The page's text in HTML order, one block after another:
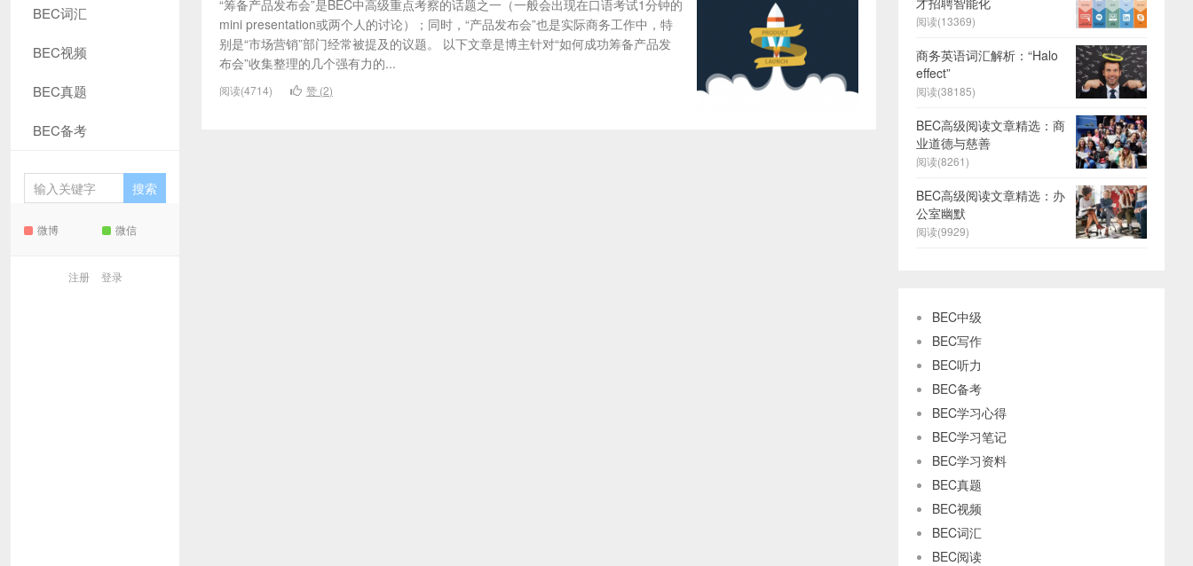
BEC词汇
BEC视频
BEC真题
BEC备考
微博 微信
注册 登录
“筹备产品发布会”是BEC中高级重点考察的话题之一（一般会出现在口语考试1分钟的
mini presentation或两个人的讨论）；同时，“产品发布会”也是实际商务工作中，特
别是“市场营销”部门经常被提及的议题。 以下文章是博主针对“如何成功筹备产品发
布会”收集整理的几个强有力的...
阅读(4714) 赞 (2)
阅读(13369)
商务英语词汇解析：“Halo
effect”
阅读(38185)
BEC高级阅读文章精选：商
业道德与慈善
阅读(8261)
BEC高级阅读文章精选：办
公室幽默
阅读(9929)
BEC中级
BEC写作
BEC听力
BEC备考
BEC学习心得
BEC学习笔记
BEC学习资料
BEC真题
BEC视频
BEC词汇
BEC阅读